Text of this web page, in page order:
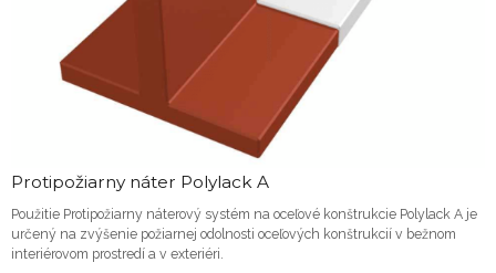
Protipožiarny náter Polylack A
Použitie Protipožiarny náterový systém na oceľové konštrukcie Polylack A je
určený na zvýšenie požiarnej odolnosti oceľových konštrukcií v bežnom
interiérovom prostredí a v exteriéri.